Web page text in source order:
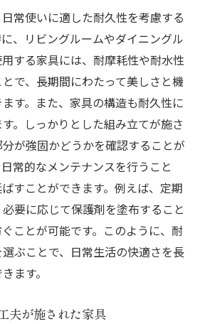
常使いに適した耐久性を考慮する
、リビングルームやダイニングル
する家具には、耐摩耗性や耐水性
で、長期間にわたって美しさと機
す。また、家具の構造も耐久性に
。しっかりとした組み立てが施さ
が強固かどうかを確認することが
常的なメンテナンスを行うこと
すことができます。例えば、定期
要に応じて保護剤を塗布すること
ことが可能です。このように、耐
ぶことで、日常生活の快適さを長
ます。
夫が施された家具